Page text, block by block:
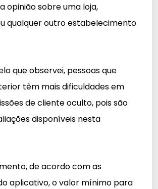
opinião sobre uma loja,
qualquer outro estabelecimento
que observei, pessoas que
têm mais dificuldades em
de cliente oculto, pois são
disponíveis nesta
de acordo com as
aplicativo, o valor mínimo para